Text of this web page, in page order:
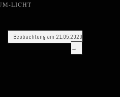
LICHT
Beobachtung am 21.05.2020
→